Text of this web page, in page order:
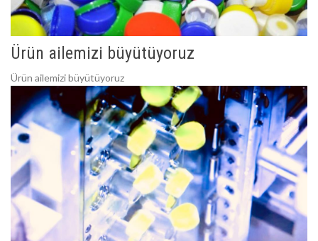
Ürün ailemizi büyütüyoruz
Ürün ailemizi büyütüyoruz